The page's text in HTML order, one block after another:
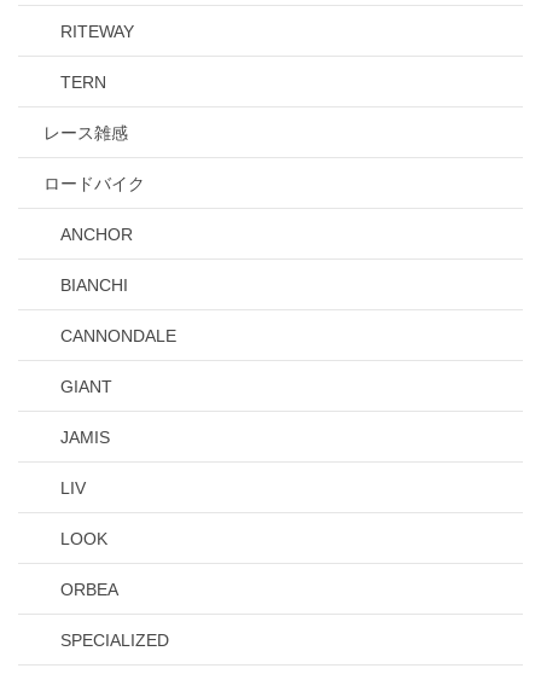
RITEWAY
TERN
レース雑感
ロードバイク
ANCHOR
BIANCHI
CANNONDALE
GIANT
JAMIS
LIV
LOOK
ORBEA
SPECIALIZED